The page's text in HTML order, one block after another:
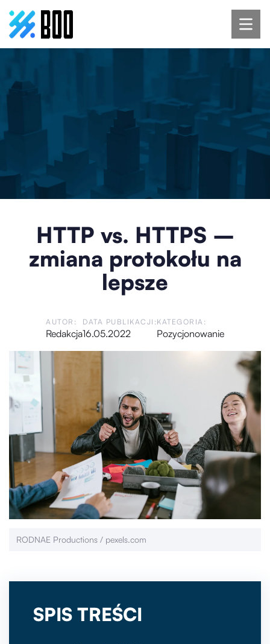
HTTP vs. HTTPS –
zmiana protokołu na
lepsze
AUTOR:
Redakcja
DATA PUBLIKACJI:
16.05.2022
KATEGORIA:
Pozycjonowanie
RODNAE Productions / pexels.com
SPIS TREŚCI